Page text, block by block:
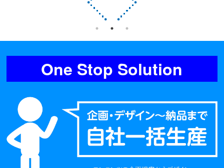
One Stop Solution